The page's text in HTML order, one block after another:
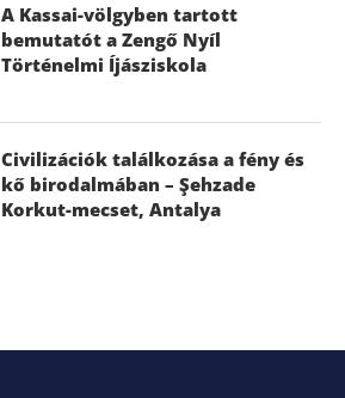
A Kassai-völgyben tartott
bemutatót a Zengő Nyíl
Történelmi Íjásziskola
Civilizációk találkozása a fény és
kő birodalmában – Şehzade
Korkut-mecset, Antalya